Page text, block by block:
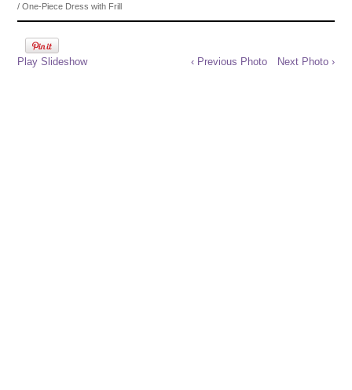
/ One-Piece Dress with Frill
Play Slideshow ‹ Previous Photo Next Photo ›